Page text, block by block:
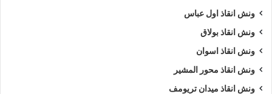
ونش انقاذ اول عباس
ونش انقاذ بولاق
ونش انقاذ اسوان
ونش انقاذ محور المشير
ونش انقاذ ميدان تريومف